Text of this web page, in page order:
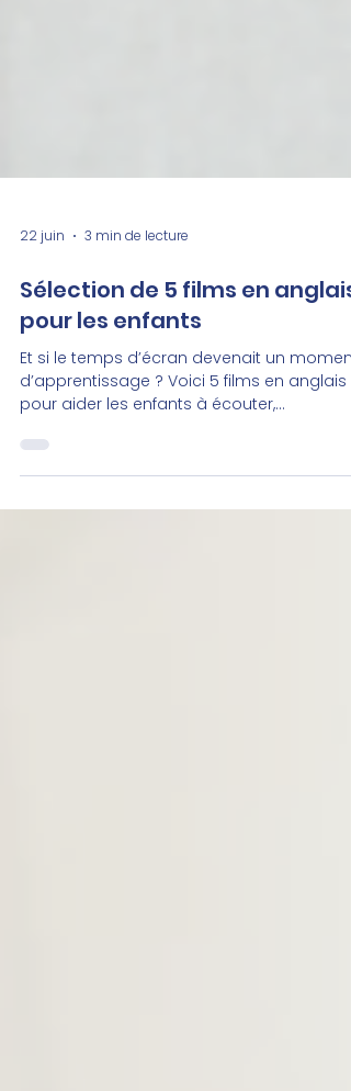
22 juin 3 min de lecture
Sélection de 5 films en anglais
pour les enfants
Et si le temps d’écran devenait un moment
d’apprentissage ? Voici 5 films en anglais